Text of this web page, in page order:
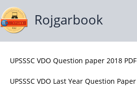
Skip
to
content
Rojgarbook
UPSSSC VDO Question paper 2018 PDF
UPSSSC VDO Last Year Question Paper